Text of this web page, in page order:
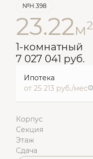
№Н.398
23.22м2
1-комнатный
7 027 041 руб.
Ипотека
от 25 213 руб./мес
Корпус
Секция
Этаж
Сдача